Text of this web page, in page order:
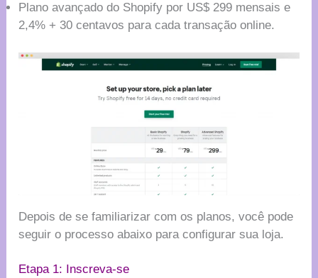
Plano avançado do Shopify por US$ 299 mensais e
2,4% + 30 centavos para cada transação online.
Depois de se familiarizar com os planos, você pode
seguir o processo abaixo para configurar sua loja.
Etapa 1: Inscreva-se